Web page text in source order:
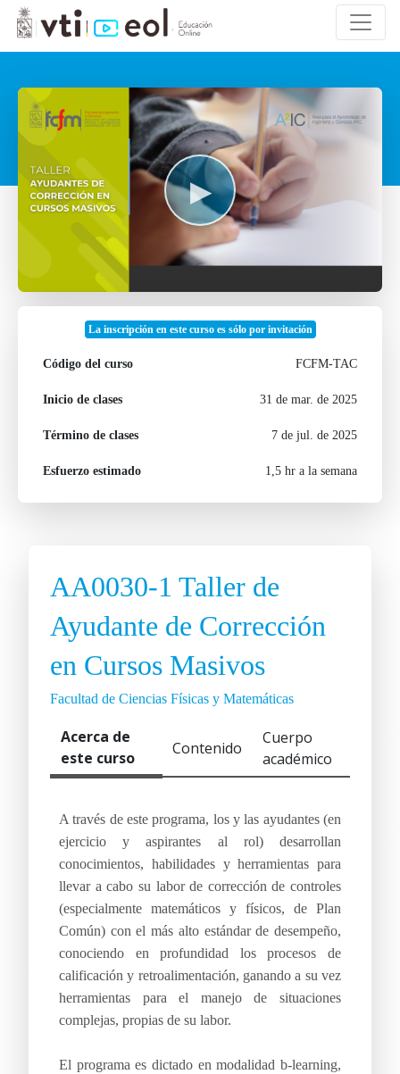
La inscripción en este curso es sólo por invitación
Código del curso FCFM-TAC
Inicio de clases 31 de mar. de 2025
Término de clases 7 de jul. de 2025
Esfuerzo estimado 1,5 hr a la semana
AA0030-1 Taller de
Ayudante de Corrección
en Cursos Masivos
Facultad de Ciencias Físicas y Matemáticas
Acerca de
este curso
Contenido
Cuerpo
académico
A través de este programa, los y las ayudantes (en
ejercicio y aspirantes al rol) desarrollan
conocimientos, habilidades y herramientas para
llevar a cabo su labor de corrección de controles
(especialmente matemáticos y físicos, de Plan
Común) con el más alto estándar de desempeño,
conociendo en profundidad los procesos de
calificación y retroalimentación, ganando a su vez
herramientas para el manejo de situaciones
complejas, propias de su labor.
El programa es dictado en modalidad b-learning,